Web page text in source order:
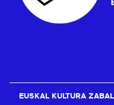
EUSKAL KULTURA